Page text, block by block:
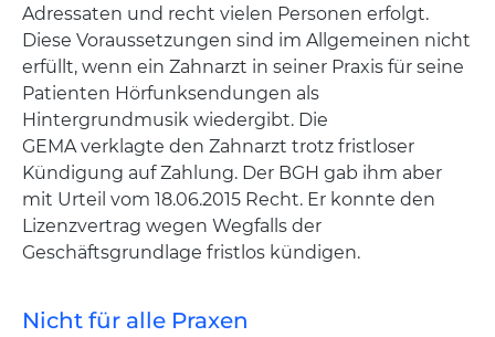
Adressaten und recht vielen Personen erfolgt.
Diese Voraussetzungen sind im Allgemeinen nicht
erfüllt, wenn ein Zahnarzt in seiner Praxis für seine
Patienten Hörfunksendungen als
Hintergrundmusik wiedergibt. Die
GEMA verklagte den Zahnarzt trotz fristloser
Kündigung auf Zahlung. Der BGH gab ihm aber
mit Urteil vom 18.06.2015 Recht. Er konnte den
Lizenzvertrag wegen Wegfalls der
Geschäftsgrundlage fristlos kündigen.
Nicht für alle Praxen